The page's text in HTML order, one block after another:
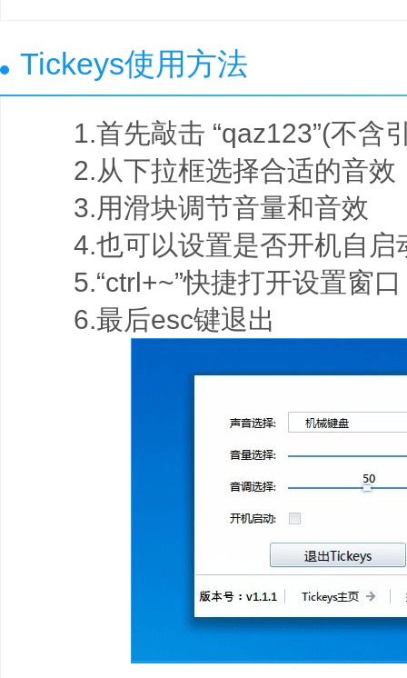
Tickeys使用方法
1.首先敲击 “qaz123”(不含
2.从下拉框选择合适的音效
3.用滑块调节音量和音效
4.也可以设置是否开机自启
5.“ctrl+~”快捷打开设置窗口
6.最后esc键退出